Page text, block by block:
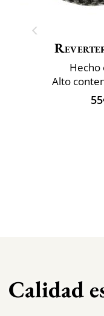
Hecho
Alto
Calidad